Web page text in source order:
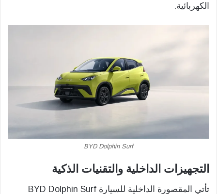
الكهربائية.
BYD Dolphin Surf
التجهيزات الداخلية والتقنيات الذكية
تأتي المقصورة الداخلية للسيارة BYD Dolphin Surf